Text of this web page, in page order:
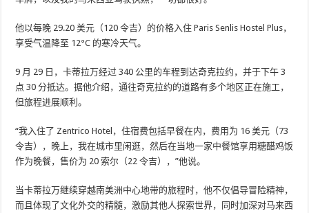
他以每晚 29.20 美元（120 令吉）的价格入住 Paris Senlis Hostel Plus，
享受气温降至 12°C 的寒冷天气。
9 月 29 日，卡蒂拉万经过 340 公里的车程到达奇克拉约，并于下午 3
点 30 分抵达。据他介绍，通往奇克拉约的道路有多个地区正在施工，
但旅程进展顺利。
“我入住了 Zentrico Hotel，住宿费包括早餐在内，费用为 16 美元（73
令吉），晚上，我在城市里闲逛，然后在当地一家中餐馆享用糖醋鸡饭
作为晚餐，售价为 20 索尔（22 令吉），”他说。
当卡蒂拉万继续穿越南美洲中心地带的旅程时，他不仅倡导冒险精神，
而且体现了文化外交的精髓，激励其他人探索世界，同时加深对马来西